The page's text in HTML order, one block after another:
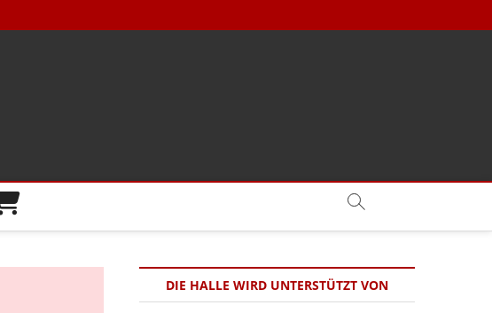
DIE HALLE WIRD UNTERSTÜTZT VON